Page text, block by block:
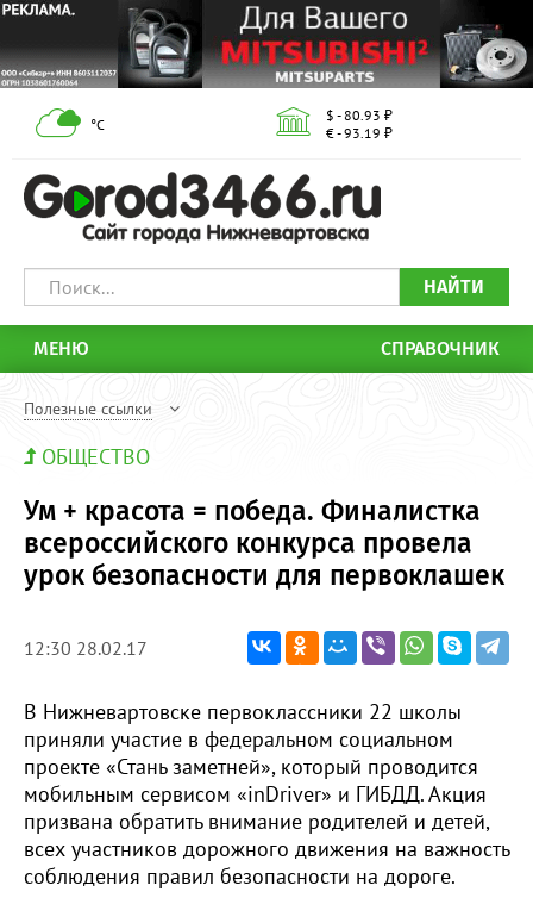
°С
$ - 80.93 ₽
€ - 93.19 ₽
НАЙТИ
МЕНЮ СПРАВОЧНИК
Полезные ссылки
ОБЩЕСТВО
Ум + красота = победа. Финалистка
всероссийского конкурса провела
урок безопасности для первоклашек
12:30 28.02.17
В Нижневартовске первоклассники 22 школы
приняли участие в федеральном социальном
проекте «Стань заметней», который проводится
мобильным сервисом «inDriver» и ГИБДД. Акция
призвана обратить внимание родителей и детей,
всех участников дорожного движения на важность
соблюдения правил безопасности на дороге.